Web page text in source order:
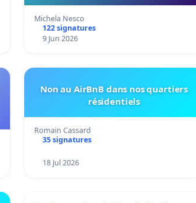
Michela Nesco
122 signatures
9 Jun 2026
Non au AirBnB dans nos quartiers
résidentiels
Romain Cassard
35 signatures
18 Jul 2026